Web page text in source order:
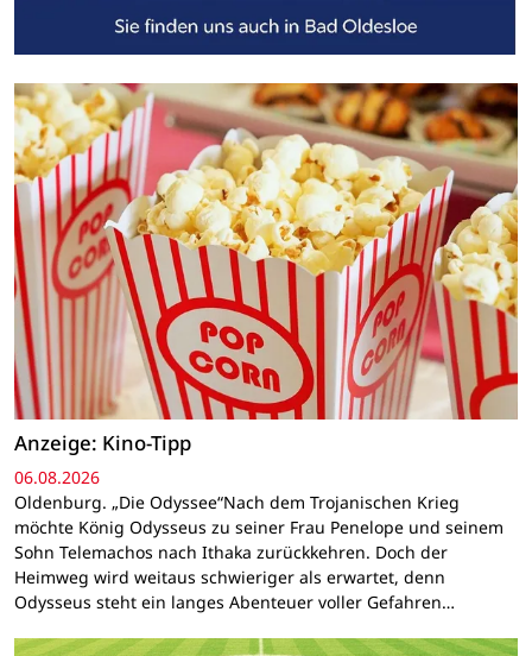
Anzeige: Kino-Tipp
06.08.2026
Oldenburg. „Die Odyssee“Nach dem Trojanischen Krieg
möchte König Odysseus zu seiner Frau Penelope und seinem
Sohn Telemachos nach Ithaka zurückkehren. Doch der
Heimweg wird weitaus schwieriger als erwartet, denn
Odysseus steht ein langes Abenteuer voller Gefahren…